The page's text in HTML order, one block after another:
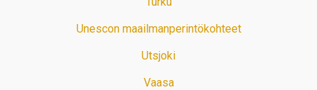
Unescon maailmanperintökohteet
Utsjoki
Vaasa